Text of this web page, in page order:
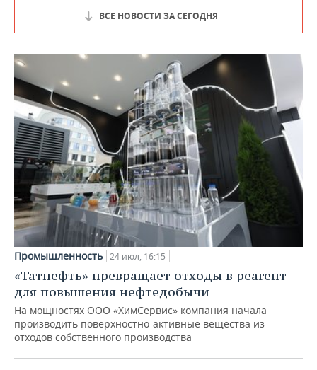
ВСЕ НОВОСТИ ЗА СЕГОДНЯ
Промышленность 24 июл, 16:15
«Татнефть» превращает отходы в реагент
для повышения нефтедобычи
На мощностях ООО «ХимСервис» компания начала
производить поверхностно-активные вещества из
отходов собственного производства